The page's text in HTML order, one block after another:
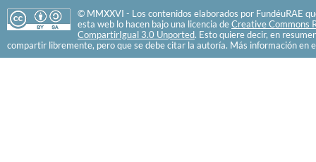
© MMXXVI - Los contenidos elaborados por FundéuRAE
esta web lo hacen bajo una licencia de Creative Commons
CompartirIgual 3.0 Unported. Esto quiere decir, en
compartir libremente, pero que se debe citar la autoría. Más información en